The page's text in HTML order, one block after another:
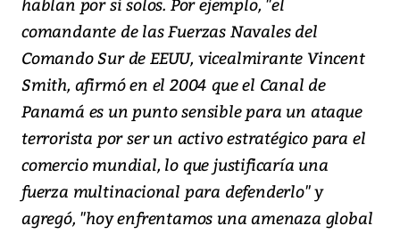
comandante de las Fuerzas Navales del
Comando Sur de EEUU, vicealmirante Vincent
Smith, afirmó en el 2004 que el Canal de
Panamá es un punto sensible para un ataque
terrorista por ser un activo estratégico para el
comercio mundial, lo que justificaría una
fuerza multinacional para defenderlo" y
agregó, "hoy enfrentamos una amenaza global